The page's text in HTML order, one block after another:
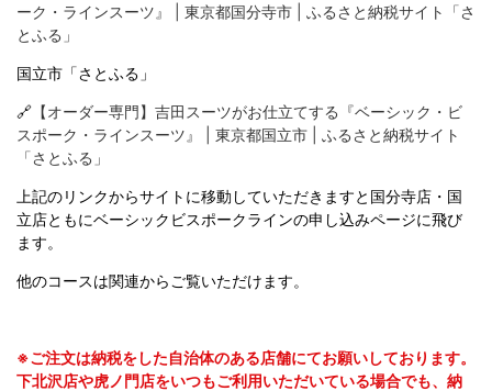
ーク・ラインスーツ』 | 東京都国分寺市 | ふるさと納税サイト「さ
とふる」
国立市「さとふる」
🔗 【オーダー専門】吉田スーツがお仕立てする『ベーシック・ビ
スポーク・ラインスーツ』 | 東京都国立市 | ふるさと納税サイト
「さとふる」
上記のリンクからサイトに移動していただきますと国分寺店・国
立店ともにベーシックビスポークラインの申し込みページに飛び
ます。
他のコースは関連からご覧いただけます。
※ご注文は納税をした自治体のある店舗にてお願いしております。
下北沢店や虎ノ門店をいつもご利用いただいている場合でも、納